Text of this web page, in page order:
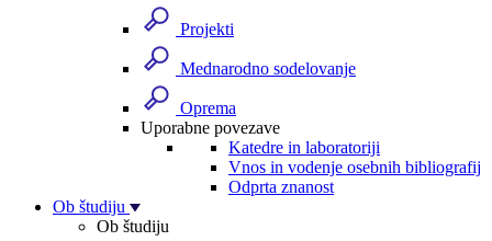
Projekti
Mednarodno sodelovanje
Oprema
Uporabne povezave
Katedre in laboratoriji
Vnos in vodenje osebnih bibliografij
Odprta znanost
Ob študiju
Ob študiju